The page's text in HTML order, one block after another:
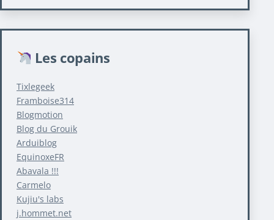
Les copains
Tixlegeek
Framboise314
Blogmotion
Blog du Grouik
Arduiblog
EquinoxeFR
Abavala !!!
Carmelo
Kujiu's labs
j.hommet.net